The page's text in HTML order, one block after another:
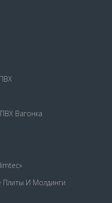
Вагонка
Плиты И Молдинги